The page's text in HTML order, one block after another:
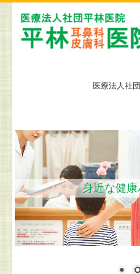
ホーム
予約について
舌下免疫療法
地図、交通案内
施設、設備など
皮膚科の設備
医療法人社
身近な健